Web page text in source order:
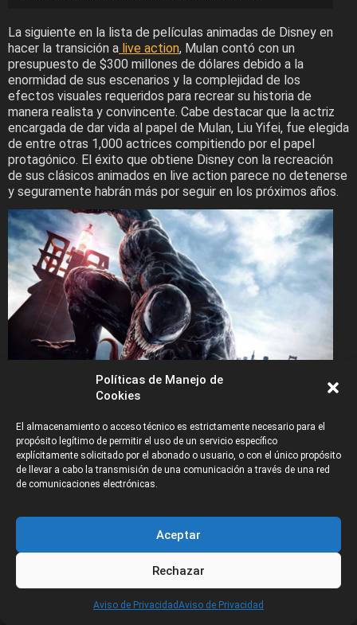
Políticas de Manejo de
Cookies
El almacenamiento o acceso técnico es estrictamente necesario para el
propósito legítimo de permitir el uso de un servicio específico
explícitamente solicitado por el abonado o usuario, o con el único propósito
de llevar a cabo la transmisión de una comunicación a través de una red
de comunicaciones electrónicas.
Aceptar
Rechazar
Aviso de PrivacidadAviso de Privacidad
La siguiente en la lista de películas animadas de Disney en
hacer la transición a live action, Mulan contó con un
presupuesto de $300 millones de dólares debido a la
enormidad de sus escenarios y la complejidad de los
efectos visuales requeridos para recrear su historia de
manera realista y convincente. Cabe destacar que la actriz
encargada de dar vida al papel de Mulan, Liu Yifei, fue elegida
de entre otras 1,000 actrices compitiendo por el papel
protagónico. El éxito que obtiene Disney con la recreación
de sus clásicos animados en live action parece no detenerse
y seguramente habrán más por seguir en los próximos años.
Venom 2. Fecha de estreno: 2 de octubre de 2020
La nueva entrega en el universo cinemático de Sony basado
en personajes de Marvel, Venom 2 contará con la presencia
de Cletus Kasady como el nuevo antagonista después de su
primera película. Naturalmente, los fans de los cómics
sabrán que la historia se volverá más complicada cuando
Cletus se vuelva anfitrión de otro simbionte y de origen al
terrible monstruo conocido como Carnage.